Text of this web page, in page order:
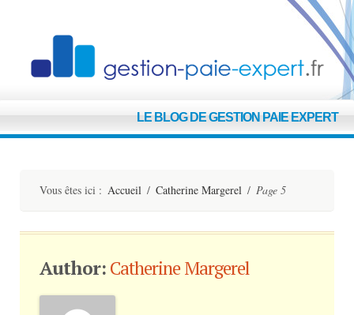
LE BLOG DE GESTION PAIE EXPERT
Vous êtes ici : Accueil / Catherine Margerel / Page 5
Author:Catherine Margerel